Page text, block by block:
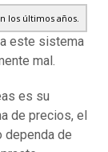
los últimos años.
este sistema
mal.
es su
de precios, el
dependa de